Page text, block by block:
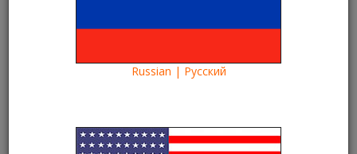
Categories
What to see?
«Не лечи меня» смотреть
Russian | Русский